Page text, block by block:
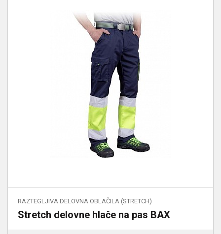
RAZTEGLJIVA DELOVNA OBLAČILA (STRETCH)
Stretch delovne hlače na pas BAX